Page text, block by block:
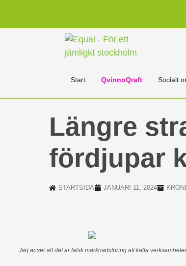
Start QvinnoQraft Socialt
Längre
fördjupar
STARTSIDA JANUARI 11, 2024
Jag anser att det är falsk marknadsföring att kalla